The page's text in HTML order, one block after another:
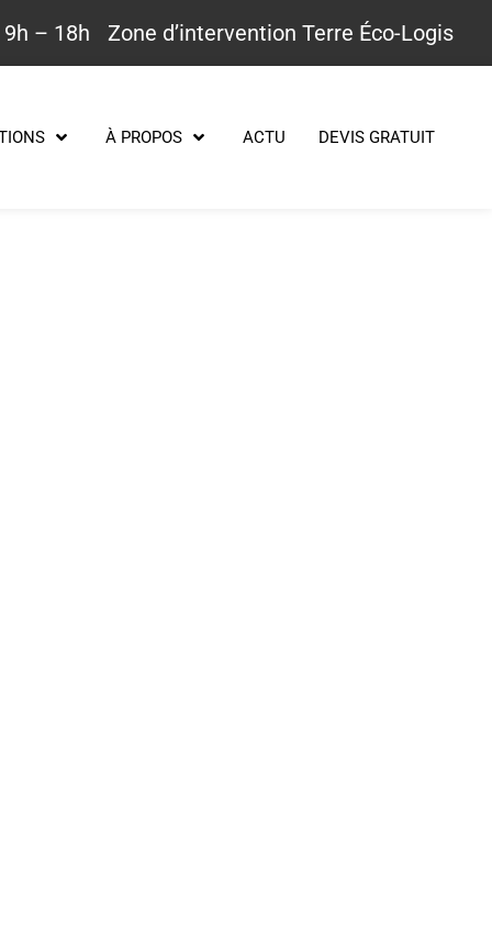
– 18h Zone d’intervention Terre Éco-Logis
À PROPOS ACTU DEVIS GRATUIT